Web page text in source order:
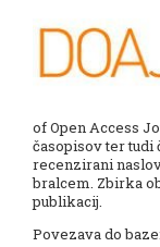
of Open Access
časopisov ter tudi
recenzirani
bralcem. Zbirka
publikacij.
Povezava do